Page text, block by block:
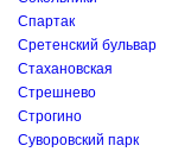
Спартак
Сретенский бульвар
Стахановская
Стрешнево
Строгино
Суворовский парк